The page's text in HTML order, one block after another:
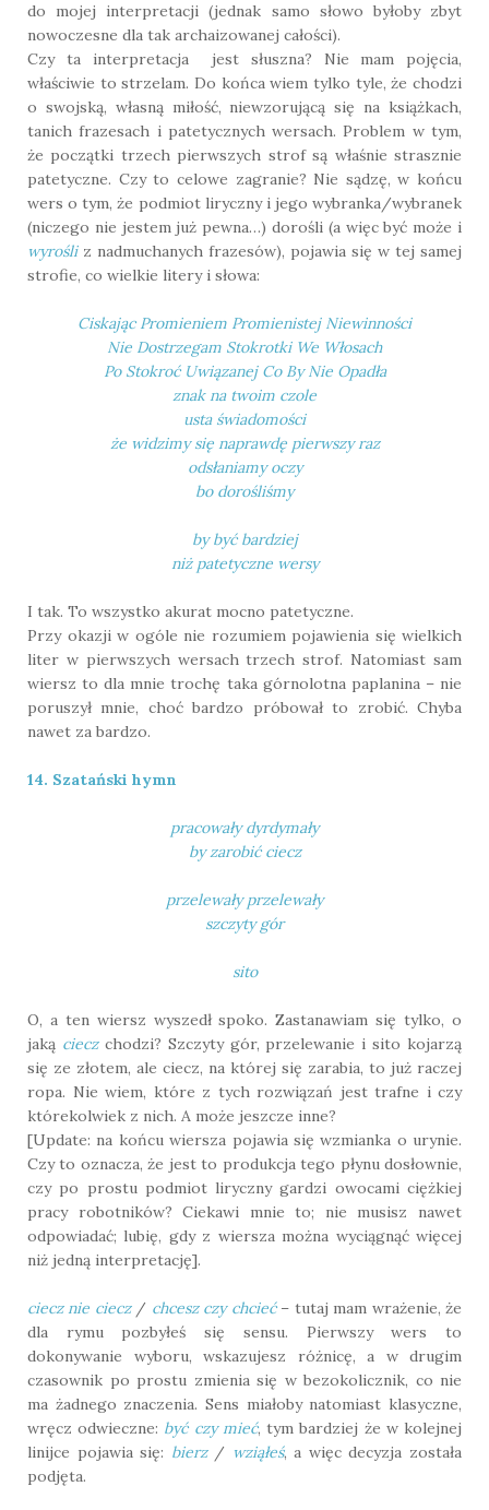
do mojej interpretacji (jednak samo słowo byłoby zbyt
nowoczesne dla tak archaizowanej całości).
Czy ta interpretacja jest słuszna? Nie mam pojęcia,
właściwie to strzelam. Do końca wiem tylko tyle, że chodzi
o swojską, własną miłość, niewzorującą się na książkach,
tanich frazesach i patetycznych wersach. Problem w tym,
że początki trzech pierwszych strof są właśnie strasznie
patetyczne. Czy to celowe zagranie? Nie sądzę, w końcu
wers o tym, że podmiot liryczny i jego wybranka/wybranek
(niczego nie jestem już pewna…) dorośli (a więc być może i
wyrośliz nadmuchanych frazesów), pojawia się w tej samej
strofie, co wielkie litery i słowa:
Ciskając Promieniem Promienistej Niewinności
Nie Dostrzegam Stokrotki We Włosach
Po Stokroć Uwiązanej Co By Nie Opadła
znak na twoim czole
usta świadomości
że widzimy się naprawdę pierwszy raz
odsłaniamy oczy
bo dorośliśmy
by być bardziej
niż patetyczne wersy
I tak. To wszystko akurat mocno patetyczne.
Przy okazji w ogóle nie rozumiem pojawienia się wielkich
liter w pierwszych wersach trzech strof. Natomiast sam
wiersz to dla mnie trochę taka górnolotna paplanina – nie
poruszył mnie, choć bardzo próbował to zrobić. Chyba
nawet za bardzo.
14. Szatański hymn
pracowały dyrdymały
by zarobić ciecz
przelewały przelewały
szczyty gór
sito
O, a ten wiersz wyszedł spoko. Zastanawiam się tylko, o
jaką ciecz chodzi? Szczyty gór, przelewanie i sito kojarzą
się ze złotem, ale ciecz, na której się zarabia, to już raczej
ropa. Nie wiem, które z tych rozwiązań jest trafne i czy
którekolwiek z nich. A może jeszcze inne?
[Update: na końcu wiersza pojawia się wzmianka o urynie.
Czy to oznacza, że jest to produkcja tego płynu dosłownie,
czy po prostu podmiot liryczny gardzi owocami ciężkiej
pracy robotników? Ciekawi mnie to; nie musisz nawet
odpowiadać; lubię, gdy z wiersza można wyciągnąć więcej
niż jedną interpretację].
ciecz nie ciecz/ chcesz czy chcieć– tutaj mam wrażenie, że
dla rymu pozbyłeś się sensu. Pierwszy wers to
dokonywanie wyboru, wskazujesz różnicę, a w drugim
czasownik po prostu zmienia się w bezokolicznik, co nie
ma żadnego znaczenia. Sens miałoby natomiast klasyczne,
wręcz odwieczne: być czy mieć, tym bardziej że w kolejnej
linijce pojawia się: bierz/ wziąłeś, a więc decyzja została
podjęta.